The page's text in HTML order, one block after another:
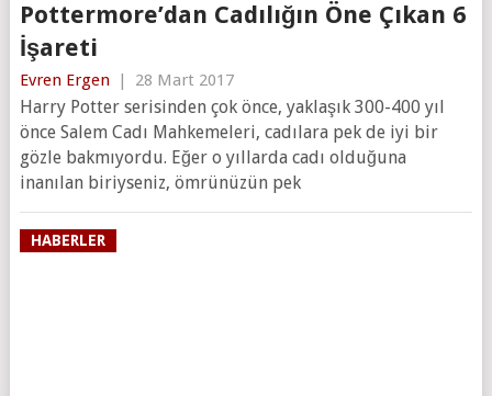
Pottermore’dan Cadılığın Öne Çıkan 6
İşareti
Evren Ergen | 28 Mart 2017
Harry Potter serisinden çok önce, yaklaşık 300-400 yıl
önce Salem Cadı Mahkemeleri, cadılara pek de iyi bir
gözle bakmıyordu. Eğer o yıllarda cadı olduğuna
inanılan biriyseniz, ömrünüzün pek
HABERLER